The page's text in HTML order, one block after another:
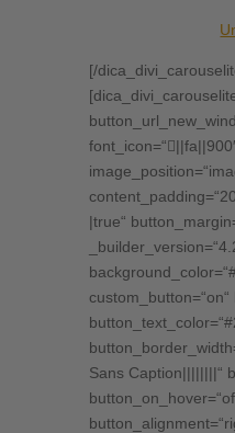
[/
|true“
Sans Caption||||||||“